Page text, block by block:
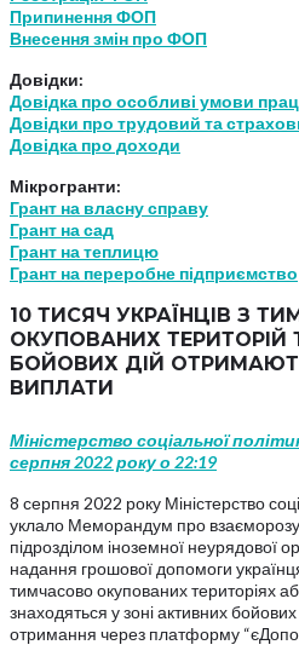
Припинення ФОП
Внесення змін про ФОП
Довідки:
Довідка про особливі умови
Довідки про трудовий та
Довідка про доходи
Мікрогранти:
Грант на власну справу
Грант на сад
Грант на теплицю
Грант на переробне підприємство
10 ТИСЯЧ УКРАЇНЦІВ З
ОКУПОВАНИХ ТЕРИТОРІЙ
БОЙОВИХ ДІЙ
ВИПЛАТИ
Міністерство соціальної
серпня 2022 року о 22:19
8 серпня 2022 року Міністерство
уклало Меморандум про
підрозділом іноземної неурядової
надання грошової допомоги
тимчасово окупованих територіях
знаходяться у зоні активних бойових
отримання через платформу